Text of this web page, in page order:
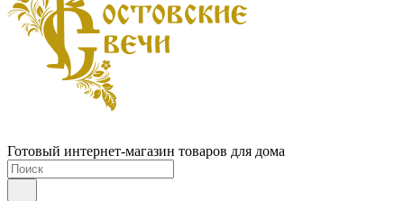
Готовый интернет-магазин товаров для дома